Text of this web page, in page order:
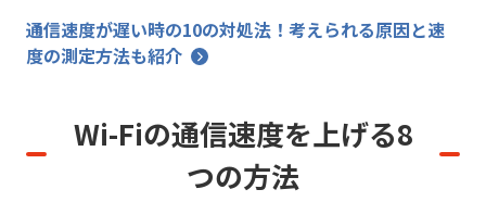
通信速度が遅い時の10の対処法！考えられる原因と速
度の測定方法も紹介
Wi-Fiの通信速度を上げる8
つの方法